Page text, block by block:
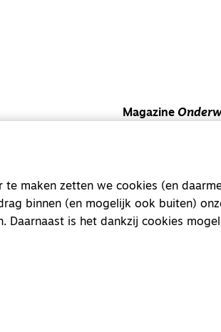
Magazine
Magazine
Kvk-nummer
maken zetten we cookies (en
binnen (en mogelijk ook buiten)
is het dankzij cookies